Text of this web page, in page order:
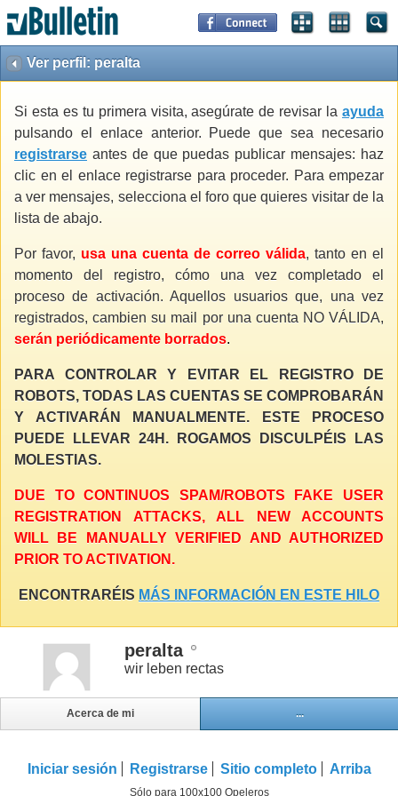
Ver perfil: peralta
Si esta es tu primera visita, asegúrate de revisar la ayuda
pulsando el enlace anterior. Puede que sea necesario
registrarse antes de que puedas publicar mensajes: haz
clic en el enlace registrarse para proceder. Para empezar
a ver mensajes, selecciona el foro que quieres visitar de la
lista de abajo.
Por favor, usa una cuenta de correo válida, tanto en el
momento del registro, cómo una vez completado el
proceso de activación. Aquellos usuarios que, una vez
registrados, cambien su mail por una cuenta NO VÁLIDA,
serán periódicamente borrados.
PARA CONTROLAR Y EVITAR EL REGISTRO DE
ROBOTS, TODAS LAS CUENTAS SE COMPROBARÁN
Y ACTIVARÁN MANUALMENTE. ESTE PROCESO
PUEDE LLEVAR 24H. ROGAMOS DISCULPÉIS LAS
MOLESTIAS.
DUE TO CONTINUOS SPAM/ROBOTS FAKE USER
REGISTRATION ATTACKS, ALL NEW ACCOUNTS
WILL BE MANUALLY VERIFIED AND AUTHORIZED
PRIOR TO ACTIVATION.
ENCONTRARÉIS MÁS INFORMACIÓN EN ESTE HILO
peralta
wir leben rectas
Acerca de mi ...
Iniciar sesión Registrarse Sitio completo Arriba
Sólo para 100x100 Opeleros